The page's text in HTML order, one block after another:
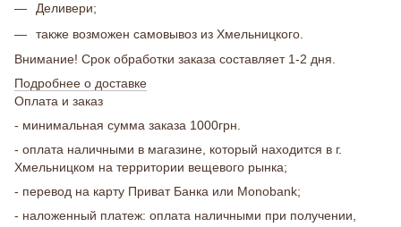
Деливери;
также возможен самовывоз из Хмельницкого.
Внимание! Срок обработки заказа составляет 1-2 дня.
Подробнее о доставке
Оплата и заказ
- минимальная сумма заказа 1000грн.
- оплата наличными в магазине, который находится в г.
Хмельницком на территории вещевого рынка;
- перевод на карту Приват Банка или Monobank;
- наложенный платеж: оплата наличными при получении,